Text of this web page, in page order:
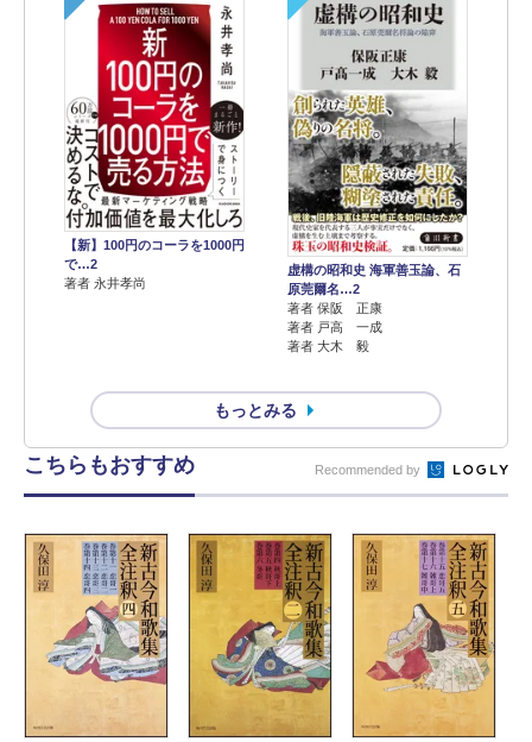
【新】100円のコーラを1000円
で…2
著者 永井孝尚
虚構の昭和史 海軍善玉論、石
原莞爾名…2
著者 保阪 正康
著者 戸高 一成
著者 大木 毅
もっとみる
こちらもおすすめ Recommended by